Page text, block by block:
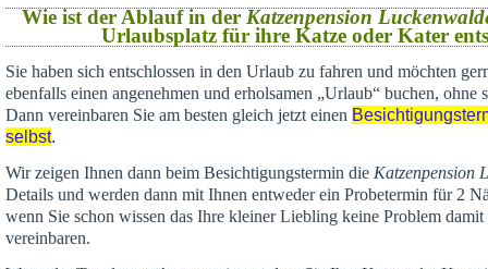
Wie ist der Ablauf in der Katzenpension
Urlaubsplatz für ihre Katze oder Kater
Sie haben sich entschlossen in den Urlaub zu fahren und möchten
ebenfalls einen angenehmen und erholsamen „Urlaub“ buchen, ohne
Dann vereinbaren Sie am besten gleich jetzt einen
selbst.
Wir zeigen Ihnen dann beim Besichtigungstermin die Katzenpension
Details und werden dann mit Ihnen entweder ein Probetermin für 2
wenn Sie schon wissen das Ihre kleiner Liebling keine Problem
vereinbaren.